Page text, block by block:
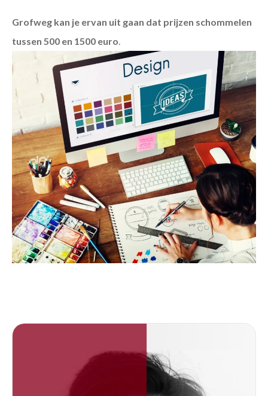
Grofweg kan je ervan uit gaan dat prijzen schommelen
tussen 500 en 1500 euro.